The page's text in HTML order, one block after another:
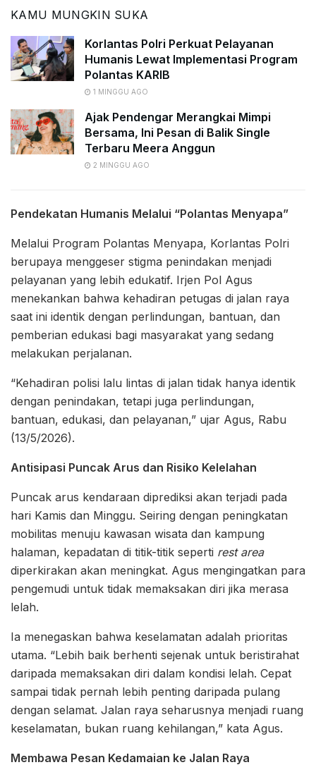
KAMU MUNGKIN SUKA
Korlantas Polri Perkuat Pelayanan
Humanis Lewat Implementasi Program
Polantas KARIB
1 MINGGU AGO
Ajak Pendengar Merangkai Mimpi
Bersama, Ini Pesan di Balik Single
Terbaru Meera Anggun
2 MINGGU AGO
Pendekatan Humanis Melalui “Polantas Menyapa”
Melalui Program Polantas Menyapa, Korlantas Polri
berupaya menggeser stigma penindakan menjadi
pelayanan yang lebih edukatif. Irjen Pol Agus
menekankan bahwa kehadiran petugas di jalan raya
saat ini identik dengan perlindungan, bantuan, dan
pemberian edukasi bagi masyarakat yang sedang
melakukan perjalanan.
“Kehadiran polisi lalu lintas di jalan tidak hanya identik
dengan penindakan, tetapi juga perlindungan,
bantuan, edukasi, dan pelayanan,” ujar Agus, Rabu
(13/5/2026).
Antisipasi Puncak Arus dan Risiko Kelelahan
Puncak arus kendaraan diprediksi akan terjadi pada
hari Kamis dan Minggu. Seiring dengan peningkatan
mobilitas menuju kawasan wisata dan kampung
halaman, kepadatan di titik-titik seperti rest area
diperkirakan akan meningkat. Agus mengingatkan para
pengemudi untuk tidak memaksakan diri jika merasa
lelah.
Ia menegaskan bahwa keselamatan adalah prioritas
utama. “Lebih baik berhenti sejenak untuk beristirahat
daripada memaksakan diri dalam kondisi lelah. Cepat
sampai tidak pernah lebih penting daripada pulang
dengan selamat. Jalan raya seharusnya menjadi ruang
keselamatan, bukan ruang kehilangan,” kata Agus.
Membawa Pesan Kedamaian ke Jalan Raya